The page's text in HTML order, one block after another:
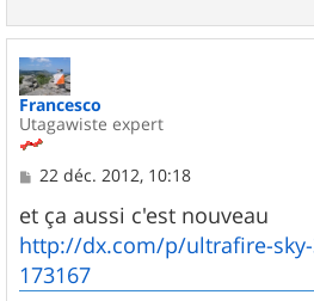
Francesco
Utagawiste expert
M
s
s
a
g
e
22 déc. 2012, 10:18
et ça aussi c'est nouveau
http://dx.com/p/ultrafire-
173167